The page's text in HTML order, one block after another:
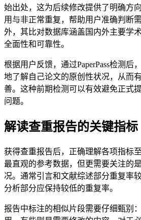
始出处，这为后续修改提供了明确方
用与非正常重复，帮助用户准确判断
外，其比对数据库涵盖国内外主要学
全面性和可靠性。
根据用户反馈，通过PaperPass检测后
地了解自己论文的原创性状况，从而
善。这种前期检测可以有效避免正式
问题。
解读查重报告的关键指标
获得查重报告后，正确理解各项指标
最直观的参考数据，但更需要关注的
况。通常引言和文献综述部分重复率
分析部分应保持较低的重复率。
报告中标注的相似片段需要仔细甄别